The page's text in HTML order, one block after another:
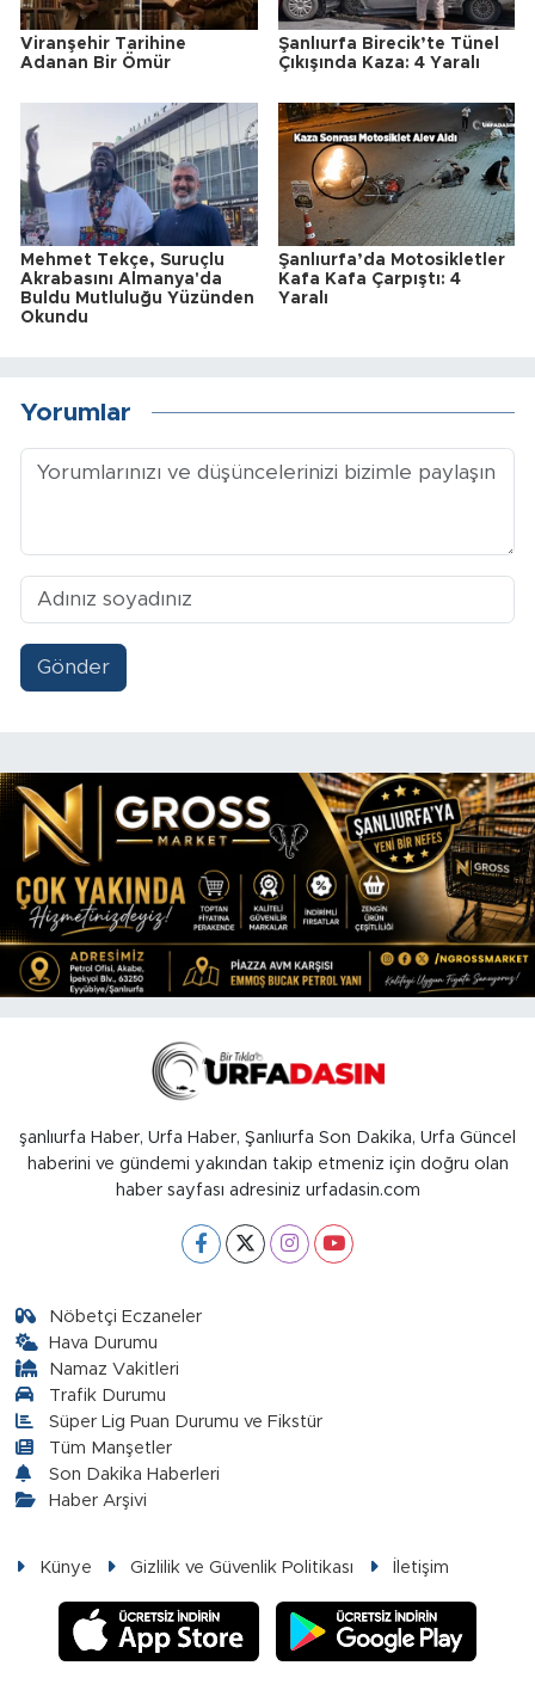
Viranşehir Tarihine
Adanan Bir Ömür
Şanlıurfa Birecik’te Tünel
Çıkışında Kaza: 4 Yaralı
Mehmet Tekçe, Suruçlu
Akrabasını Almanya'da
Buldu Mutluluğu Yüzünden
Okundu
Şanlıurfa’da Motosikletler
Kafa Kafa Çarpıştı: 4
Yaralı
Yorumlar
Gönder
şanlıurfa Haber, Urfa Haber, Şanlıurfa Son Dakika, Urfa Güncel
haberini ve gündemi yakından takip etmeniz için doğru olan
haber sayfası adresiniz urfadasin.com
Nöbetçi Eczaneler
Hava Durumu
Namaz Vakitleri
Trafik Durumu
Süper Lig Puan Durumu ve Fikstür
Tüm Manşetler
Son Dakika Haberleri
Haber Arşivi
Künye Gizlilik ve Güvenlik Politikası İletişim